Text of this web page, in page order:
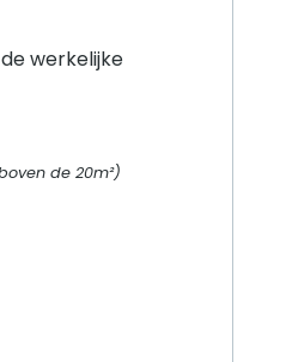
werkelijke
de 20m²)